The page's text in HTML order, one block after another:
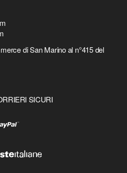
di San Marino al n°415 del
SICURI